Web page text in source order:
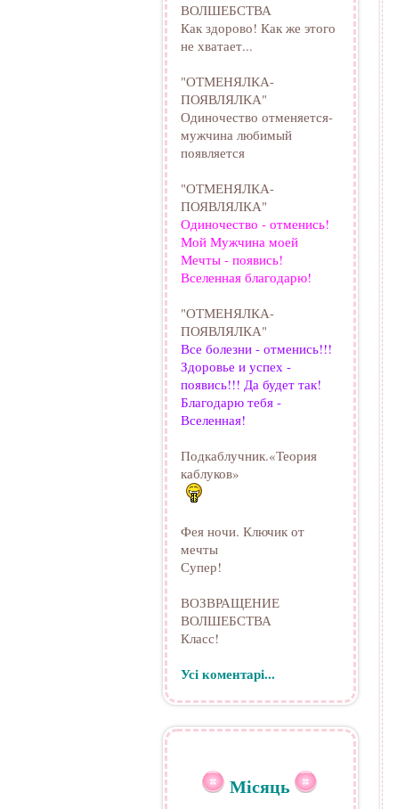
ВОЛШЕБСТВА
Как здорово! Как же этого
не хватает...
"ОТМЕНЯЛКА-
ПОЯВЛЯЛКА"
Одиночество отменяется-
мужчина любимый
появляется
"ОТМЕНЯЛКА-
ПОЯВЛЯЛКА"
Одиночество - отменись!
Мой Мужчина моей
Мечты - появись!
Вселенная благодарю!
"ОТМЕНЯЛКА-
ПОЯВЛЯЛКА"
Все болезни - отменись!!!
Здоровье и успех -
появись!!! Да будет так!
Благодарю тебя -
Вселенная!
Подкаблучник.«Теория
каблуков»
Фея ночи. Ключик от
мечты
Супер!
ВОЗВРАЩЕНИЕ
ВОЛШЕБСТВА
Класс!
Усі коментарі...
Місяць